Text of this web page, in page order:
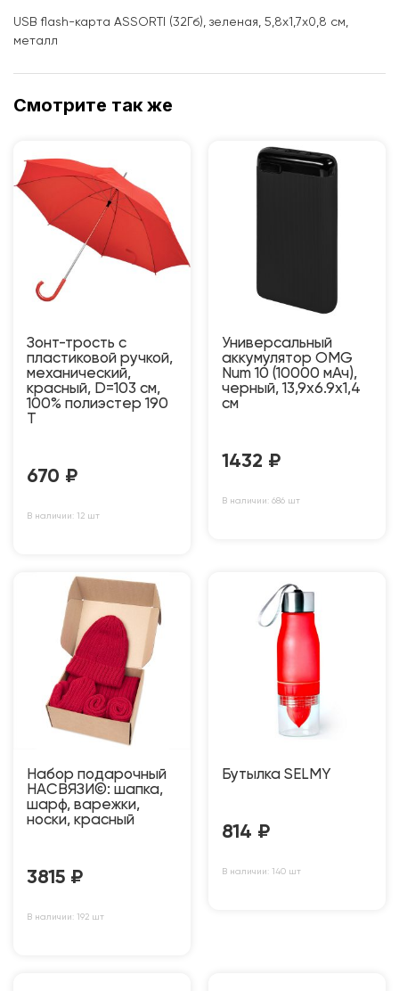
USB flash-карта ASSORTI (32Гб), зеленая, 5,8х1,7х0,8 см,
металл
Смотрите так же
Зонт-трость с
пластиковой ручкой,
механический,
красный, D=103 см,
100% полиэстер 190
T
670 ₽
В наличии: 12 шт
Универсальный
аккумулятор OMG
Num 10 (10000 мАч),
черный, 13,9х6.9х1,4
см
1432 ₽
В наличии: 686 шт
Набор подарочный
НАСВЯЗИ©: шапка,
шарф, варежки,
носки, красный
3815 ₽
В наличии: 192 шт
Бутылка SELMY
814 ₽
В наличии: 140 шт